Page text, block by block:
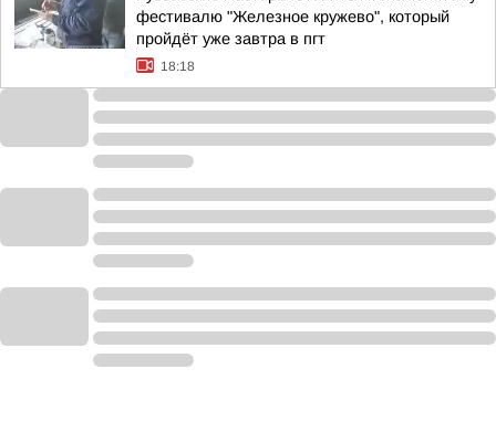
фестивалю "Железное кружево", который
пройдёт уже завтра в пгт
18:18